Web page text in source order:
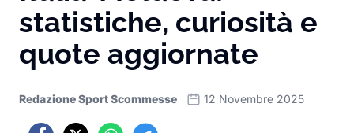
statistiche, curiosità e
quote aggiornate
Redazione Sport Scommesse 12 Novembre 2025